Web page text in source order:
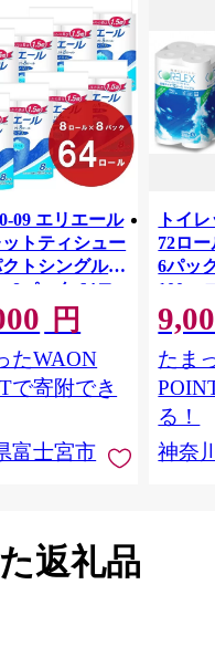
09 エリエール
ットティシュー
トシングル 8
パック 64ロ
倍巻 82.5m
トペーパー
パルプ100％
日用品 消耗
円
たWAON
で寄附でき
富士宮市
トイ
72ロ
6パッ
100m
FSCリ
長巻タ
100％
防災
ペー
川県
トペー
たま
る！
神奈
返礼品